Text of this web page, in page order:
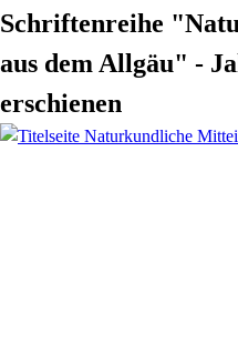
Schriftenreihe
aus dem Allgäu" -
erschienen